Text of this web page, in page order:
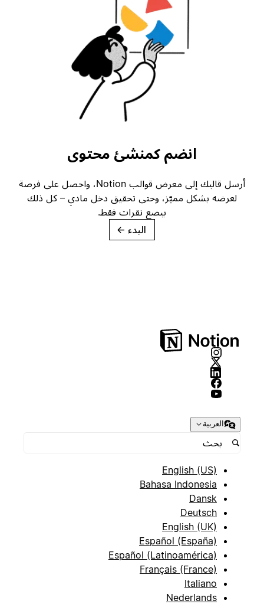
انضم كمنشئ محتوى
أرسل قالبك إلى معرض قوالب Notion، واحصل على فرصة
لعرضه بشكل مميّز، وحتى تحقيق دخل مادي – كل ذلك
ببضع نقرات فقط.
→
العربية
English (US)
Bahasa Indonesia
Dansk
Deutsch
English (UK)
Español (España)
Español (Latinoamérica)
Français (France)
Italiano
Nederlands